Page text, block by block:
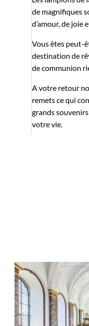
de magnifiques
d’amour, de joie
Vous êtes peut-
destination de
de communion
A votre retour
remets ce qui
grands
votre vie.